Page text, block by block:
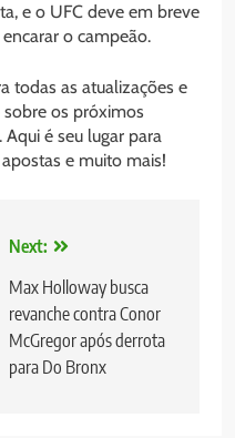
e o UFC deve em breve
o campeão.
todas as atualizações e
os próximos
é seu lugar para
e muito mais!
Next:
Max Holloway busca
revanche contra Conor
McGregor após derrota
para Do Bronx